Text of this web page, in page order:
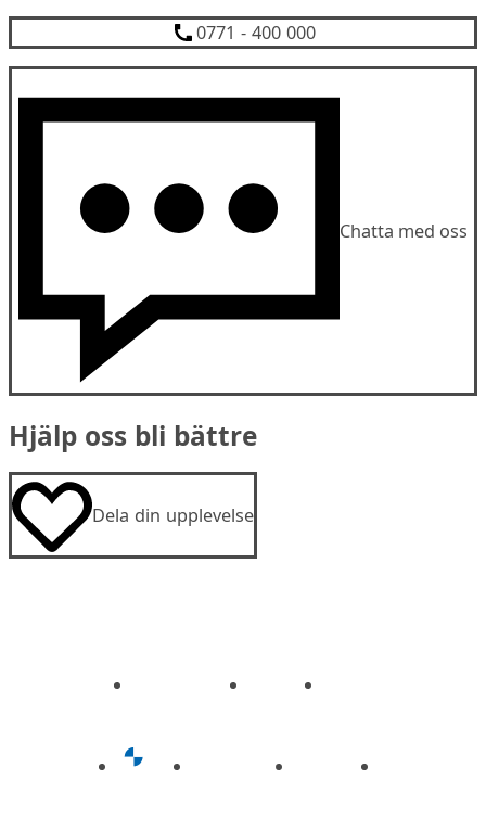
0771 - 400 000
Chatta med oss
Hjälp oss bli bättre
Dela din upplevelse